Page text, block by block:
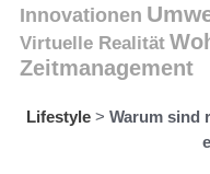
Innovationen
Virtuelle Realität
Zeitmanagement
Lifestyle > Warum sind